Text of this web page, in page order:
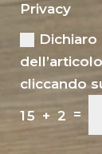
Privacy
cliccando
15 + 2 =